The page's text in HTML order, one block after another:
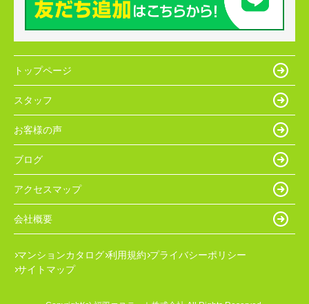
トップページ
スタッフ
お客様の声
ブログ
アクセスマップ
会社概要
マンションカタログ 利用規約 プライバシーポリシー
サイトマップ